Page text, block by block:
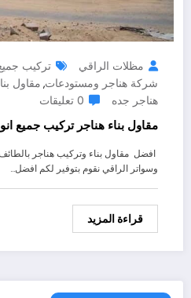
مظلات الراقي تركيب جميع
شركة هناجر ومستودعات, مقاول
هناجر جده
0 تعليقات
مقاول بناء هناجر تركيب جميع
افضل مقاول بناء وتركيب هناجر
وسواتر الراقي نقوم بتوفير لكم افضل…
قراءة المزيد